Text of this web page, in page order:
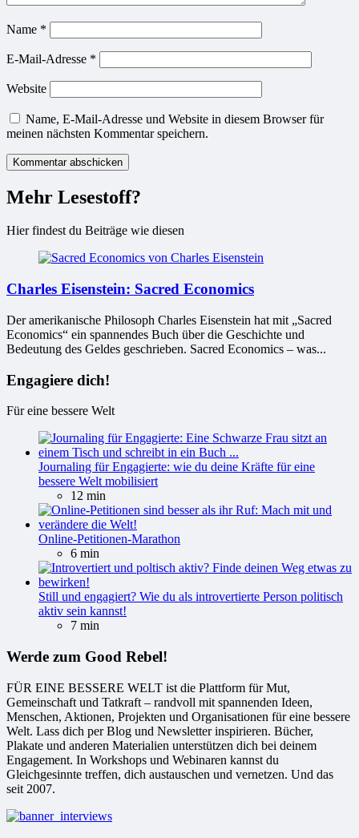
Name *
E-Mail-Adresse *
Website
Name, E-Mail-Adresse und Website in diesem Browser für
meinen nächsten Kommentar speichern.
Mehr Lesestoff?
Hier findest du Beiträge wie diesen
Charles Eisenstein: Sacred Economics
Der amerikanische Philosoph Charles Eisenstein hat mit „Sacred
Economics“ ein spannendes Buch über die Geschichte und
Bedeutung des Geldes geschrieben. Sacred Economics – was...
Engagiere dich!
Für eine bessere Welt
Journaling für Engagierte: wie du deine Kräfte für eine
bessere Welt mobilisiert
12 min
Online-Petitionen-Marathon
6 min
Still und engagiert? Wie du als introvertierte Person politisch
aktiv sein kannst!
7 min
Werde zum Good Rebel!
FÜR EINE BESSERE WELT ist die Plattform für Mut,
Gemeinschaft und Tatkraft – randvoll mit spannenden Ideen,
Menschen, Aktionen, Projekten und Organisationen für eine bessere
Welt. Lass dich per Blog und Newsletter inspirieren. Bücher,
Plakate und anderen Materialien unterstützen dich bei deinem
Engagement. In Workshops und Webinaren kannst du
Gleichgesinnte treffen, dich austauschen und vernetzen. Und das
seit 2007.